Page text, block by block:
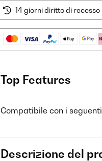
14 giorni diritto di recesso
Top Features
Compatibile con i
Descrizione del